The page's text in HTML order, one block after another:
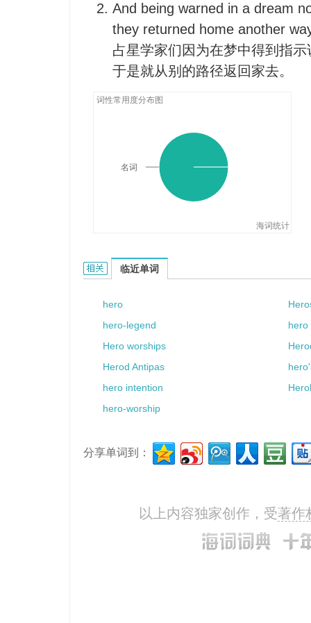
And being warned in a dream
they returned home another
占星学家们因为在梦中得到指
于是就从别的路径返回家去。
词性常用度分布图
海词统计
名词
Herod的相关资料：
临近单词
hero
hero-legend
hero
Hero worships
Herod Antipas
hero intention
hero-worship
分享单词到：
以上内容独家创作，受著作